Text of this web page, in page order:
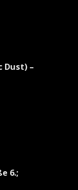
Dust) –
6.;